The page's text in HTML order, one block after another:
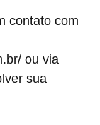
contato com
ou via
sua